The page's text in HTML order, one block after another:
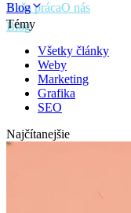
Blog
Témy
Všetky články
Weby
Marketing
Grafika
SEO
Najčítanejšie